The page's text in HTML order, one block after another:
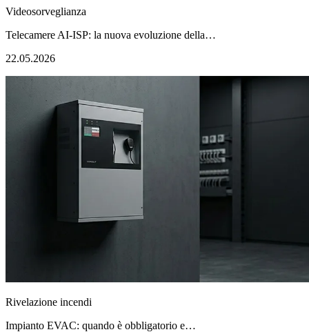
Videosorveglianza
Telecamere AI-ISP: la nuova evoluzione della…
22.05.2026
Rivelazione incendi
Impianto EVAC: quando è obbligatorio e…